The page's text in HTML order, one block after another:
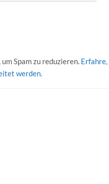
Spam zu reduzieren. Erfahre,
werden.